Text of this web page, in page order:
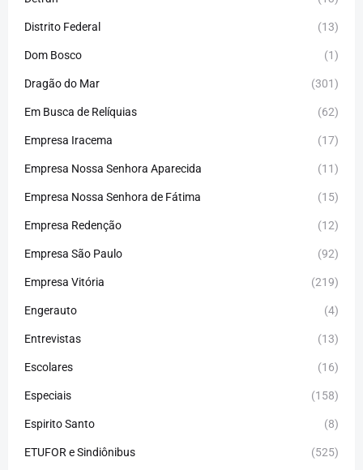
Distrito Federal (13)
Dom Bosco (1)
Dragão do Mar (301)
Em Busca de Relíquias (62)
Empresa Iracema (17)
Empresa Nossa Senhora Aparecida (11)
Empresa Nossa Senhora de Fátima (15)
Empresa Redenção (12)
Empresa São Paulo (92)
Empresa Vitória (219)
Engerauto (4)
Entrevistas (13)
Escolares (16)
Especiais (158)
Espirito Santo (8)
ETUFOR e Sindiônibus (525)